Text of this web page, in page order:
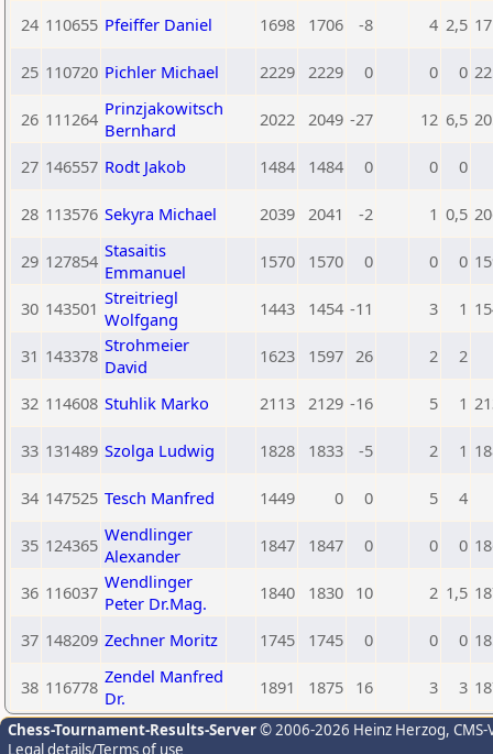
24 110655 Pfeiffer Daniel 1698 1706 -8 4 2,5
25 110720 Pichler Michael 2229 2229 0 0 0
26 111264 Prinzjakowitsch
Bernhard
2022 2049 -27 12 6,5
27 146557 Rodt Jakob 1484 1484 0 0 0
28 113576 Sekyra Michael 2039 2041 -2 1 0,5
29 127854 Stasaitis
Emmanuel
1570 1570 0 0 0
30 143501 Streitriegl
Wolfgang
1443 1454 -11 3 1
31 143378 Strohmeier
David
1623 1597 26 2 2
32 114608 Stuhlik Marko 2113 2129 -16 5 1
33 131489 Szolga Ludwig 1828 1833 -5 2 1
34 147525 Tesch Manfred 1449 0 0 5 4
35 124365 Wendlinger
Alexander
1847 1847 0 0 0
36 116037 Wendlinger
Peter Dr.Mag.
1840 1830 10 2 1,5
37 148209 Zechner Moritz 1745 1745 0 0 0
38 116778 Zendel Manfred
Dr.
1891 1875 16 3 3
Chess-Tournament-Results-Server© 2006-2026 Heinz Herzog,
Legal details/Terms of use